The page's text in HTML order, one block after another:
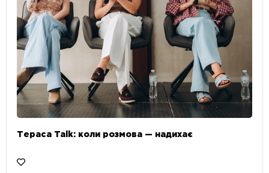
Тераса Talk: коли розмова — надихає